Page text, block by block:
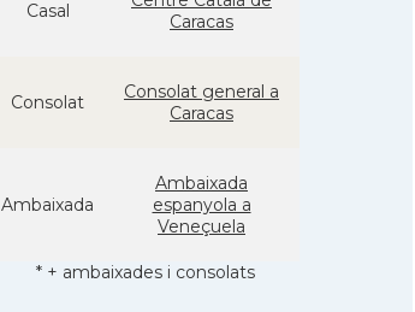
Casal
Caracas
Consolat
Consolat general a
Caracas
Ambaixada
Ambaixada
espanyola a
Veneçuela
* + ambaixades i consolats